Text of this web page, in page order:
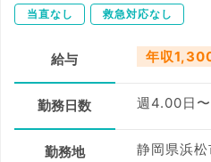
当直なし 救急対応なし
給与 年収
勤務日数 週4.00日
勤務地 静岡県浜